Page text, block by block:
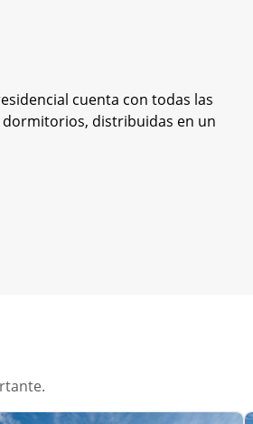
cuenta con todas las
dormitorios, distribuidas en un